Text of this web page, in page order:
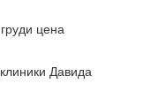
цена
Давида